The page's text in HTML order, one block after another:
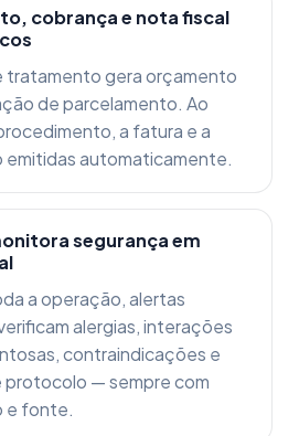
cobrança e nota fiscal
tratamento gera orçamento
de parcelamento. Ao
a fatura e a
emitidas automaticamente.
segurança em
a operação, alertas
alergias, interações
contraindicações e
protocolo — sempre com
e fonte.